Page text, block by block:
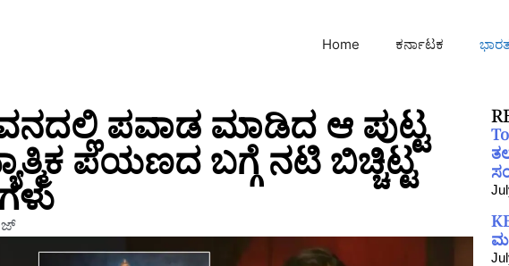
Home ಕರ್ನಾಟಕ
ಪವಾಡ ಮಾಡಿದ ಆ ಪುಟ್ಟ
ಪಯಣದ ಬಗ್ಗೆ ನಟಿ ಬಿಚ್ಚಿಟ್ಟ